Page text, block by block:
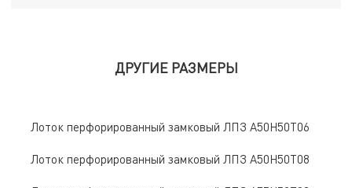
ДРУГИЕ РАЗМЕРЫ
Лоток перфорированный замковый ЛПЗ A50Н50Т06
Лоток перфорированный замковый ЛПЗ A50Н50Т08